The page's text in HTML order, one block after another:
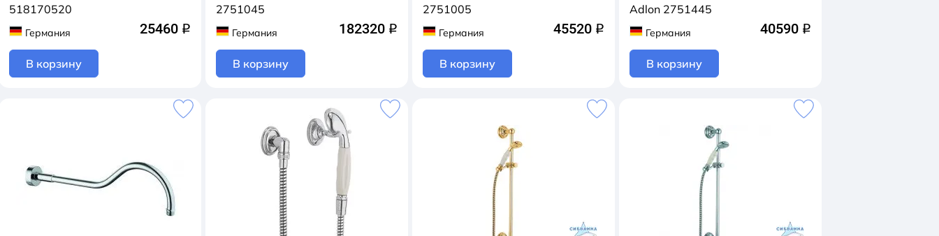
518170520
Германия 25460 q
В корзину
2751045
Германия 182320 q
В корзину
2751005
Германия 45520 q
В корзину
Adlon 2751445
Германия 40590 q
В корзину